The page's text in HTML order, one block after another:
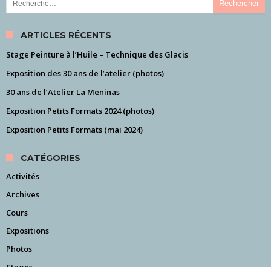
ARTICLES RÉCENTS
Stage Peinture à l’Huile – Technique des Glacis
Exposition des 30 ans de l’atelier (photos)
30 ans de l’Atelier La Meninas
Exposition Petits Formats 2024 (photos)
Exposition Petits Formats (mai 2024)
CATÉGORIES
Activités
Archives
Cours
Expositions
Photos